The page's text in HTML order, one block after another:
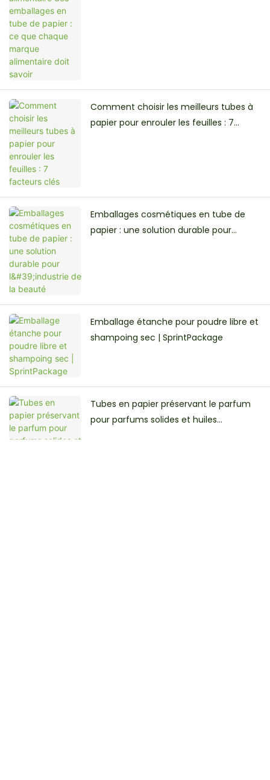
Comment choisir les meilleurs tubes à
papier pour enrouler les feuilles : 7
Emballages cosmétiques en tube de
papier : une solution durable pour
Emballage étanche pour poudre libre et
shampoing sec | SprintPackage
Tubes en papier préservant le parfum
pour parfums solides et huiles